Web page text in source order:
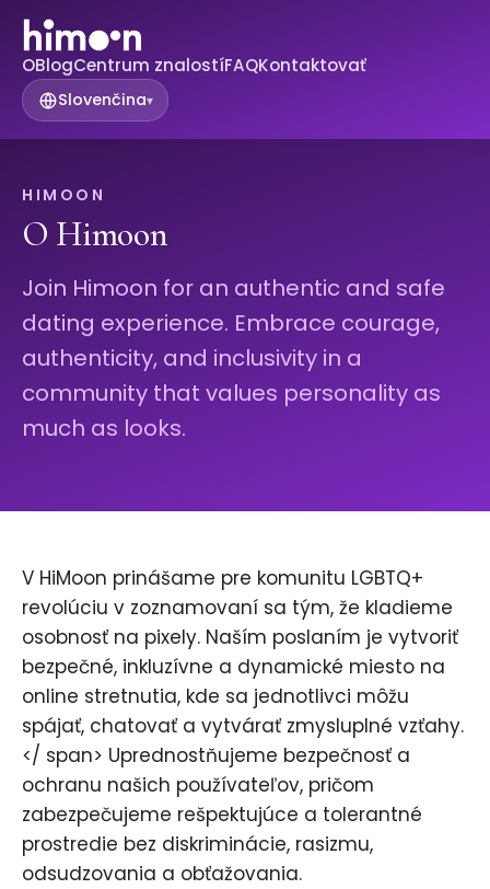
OBlogCentrum znalostíFAQKontaktovať
Slovenčina▾
HIMOON
O Himoon
Join Himoon for an authentic and safe
dating experience. Embrace courage,
authenticity, and inclusivity in a
community that values personality as
much as looks.
V HiMoon prinášame pre komunitu LGBTQ+
revolúciu v zoznamovaní sa tým, že kladieme
osobnosť na pixely. Naším poslaním je vytvoriť
bezpečné, inkluzívne a dynamické miesto na
online stretnutia, kde sa jednotlivci môžu
spájať, chatovať a vytvárať zmysluplné vzťahy.
​</ span> Uprednostňujeme bezpečnosť a
ochranu našich používateľov, pričom
zabezpečujeme rešpektujúce a tolerantné
prostredie bez diskriminácie, rasizmu,
odsudzovania a obťažovania.